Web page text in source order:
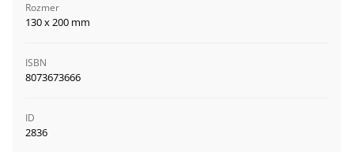
Rozmer
130 x 200 mm
ISBN
8073673666
ID
2836